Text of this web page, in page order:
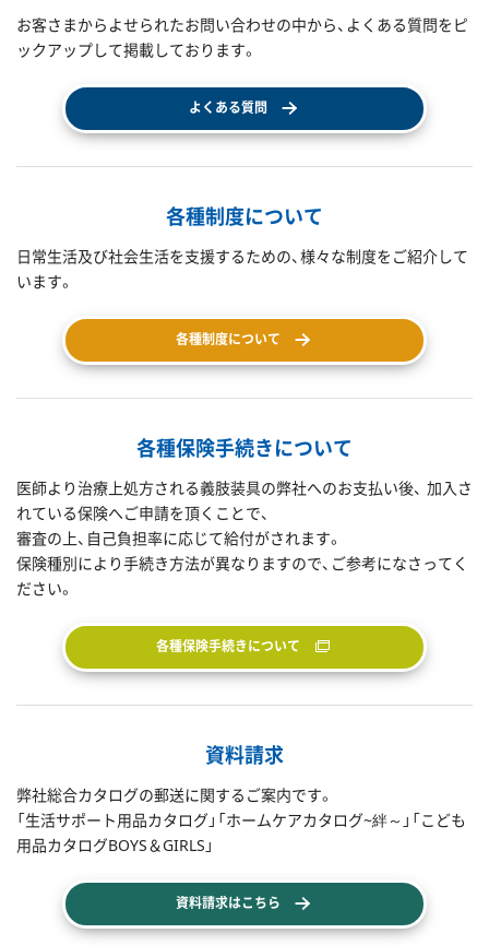
お客さまからよせられたお問い合わせの中から、よくある質問をピ
ックアップして掲載しております。
よくある質問
各種制度について
日常生活及び社会生活を支援するための、様々な制度をご紹介して
います。
各種制度について
各種保険手続きについて
医師より治療上処方される義肢装具の弊社へのお支払い後、 加入さ
れている保険へご申請を頂くことで、
審査の上、自己負担率に応じて給付がされます。
保険種別により手続き方法が異なりますので、ご参考になさってく
ださい。
各種保険手続きについて
資料請求
弊社総合カタログの郵送に関するご案内です。
「生活サポート用品カタログ」「ホームケアカタログ~絆～」「こども
用品カタログBOYS＆GIRLS」
資料請求はこちら